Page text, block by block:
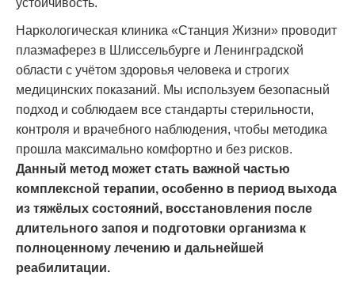
Наркологическая клиника «Станция Жизни» проводит
плазмаферез в Шлиссельбурге и Ленинградской
области с учётом здоровья человека и строгих
медицинских показаний. Мы используем безопасный
подход и соблюдаем все стандарты стерильности,
контроля и врачебного наблюдения, чтобы методика
прошла максимально комфортно и без рисков.
Данный метод может стать важной частью
комплексной терапии, особенно в период выхода
из тяжёлых состояний, восстановления после
длительного запоя и подготовки организма к
полноценному лечению и дальнейшей
реабилитации.